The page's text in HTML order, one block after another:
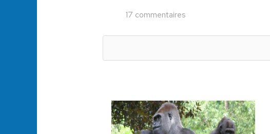
17 commentaires